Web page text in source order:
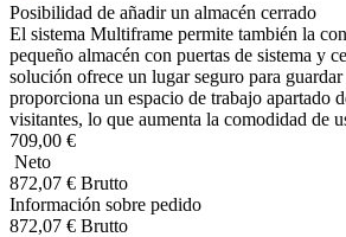
Posibilidad de añadir un almacén cerrado
El sistema Multiframe permite también la
pequeño almacén con puertas de sistema y
solución ofrece un lugar seguro para
proporciona un espacio de trabajo apartado
visitantes, lo que aumenta la comodidad de
709,00 €
Neto
872,07 € Brutto
Información sobre pedido
872,07 € Brutto